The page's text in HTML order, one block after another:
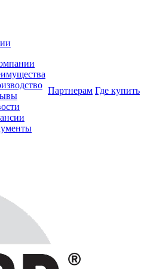
Партнерам Где купить